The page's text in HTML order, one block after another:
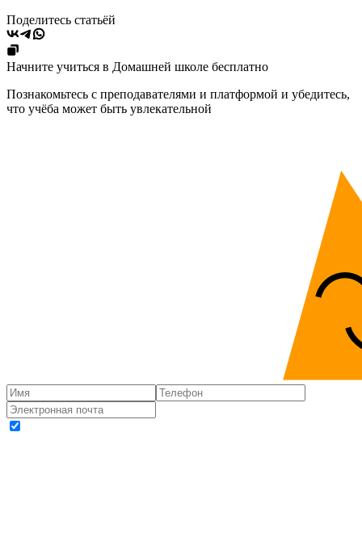
Поделитесь статьёй
Начните учиться в Домашней школе бесплатно
Познакомьтесь с преподавателями и платформой и убедитесь,
что учёба может быть увлекательной